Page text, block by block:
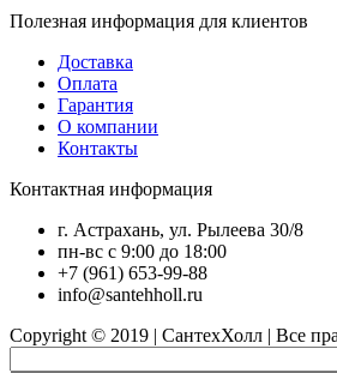
Полезная информация для клиентов
Доставка
Оплата
Гарантия
О компании
Контакты
Контактная информация
г. Астрахань, ул. Рылеева 30/8
пн-вс с 9:00 до 18:00
+7 (961) 653-99-88
info@santehholl.ru
Copyright © 2019 | СантехХолл | Все